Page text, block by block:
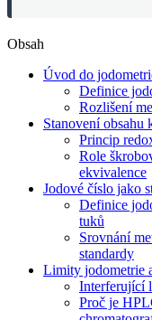
Obsah
Úvod do
Definice
Rozlišení
Stanovení
Princip
Role
ekvivalence
Jodové číslo jako
Definice
tuků
Srovnání
standardy
Limity jodometrie
Interferující
Proč je